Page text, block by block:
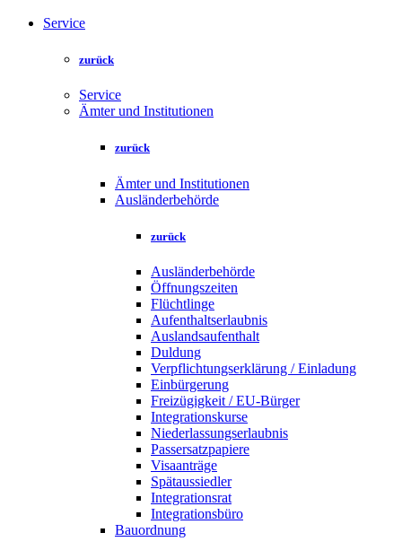
Service
zurück
Service
Ämter und Institutionen
zurück
Ämter und Institutionen
Ausländerbehörde
zurück
Ausländerbehörde
Öffnungszeiten
Flüchtlinge
Aufenthaltserlaubnis
Auslandsaufenthalt
Duldung
Verpflichtungserklärung / Einladung
Einbürgerung
Freizügigkeit / EU-Bürger
Integrationskurse
Niederlassungserlaubnis
Passersatzpapiere
Visaanträge
Spätaussiedler
Integrationsrat
Integrationsbüro
Bauordnung